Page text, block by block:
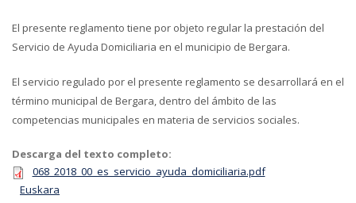
El presente reglamento tiene por objeto regular la prestación del
Servicio de Ayuda Domiciliaria en el municipio de Bergara.
El servicio regulado por el presente reglamento se desarrollará en el
término municipal de Bergara, dentro del ámbito de las
competencias municipales en materia de servicios sociales.
Descarga del texto completo:
068_2018_00_es_servicio_ayuda_domiciliaria.pdf
Euskara